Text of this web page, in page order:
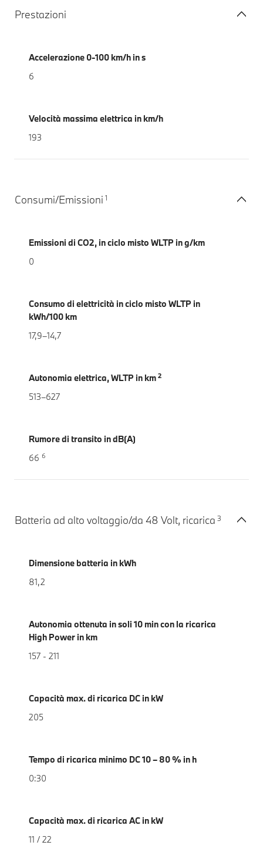
Prestazioni
Accelerazione 0-100 km/h in s
6
Velocità massima elettrica in km/h
193
Consumi/Emissioni 1
Emissioni di CO2, in ciclo misto WLTP in g/km
0
Consumo di elettricità in ciclo misto WLTP in
kWh/100 km
17,9–14,7
Autonomia elettrica, WLTP in km 2
513–627
Rumore di transito in dB(A)
66 6
Batteria ad alto voltaggio/da 48 Volt, ricarica 3
Dimensione batteria in kWh
81,2
Autonomia ottenuta in soli 10 min con la ricarica
High Power in km
157 - 211
Capacità max. di ricarica DC in kW
205
Tempo di ricarica minimo DC 10 – 80 % in h
0:30
Capacità max. di ricarica AC in kW
11 / 22